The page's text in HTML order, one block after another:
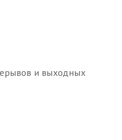
и выходных